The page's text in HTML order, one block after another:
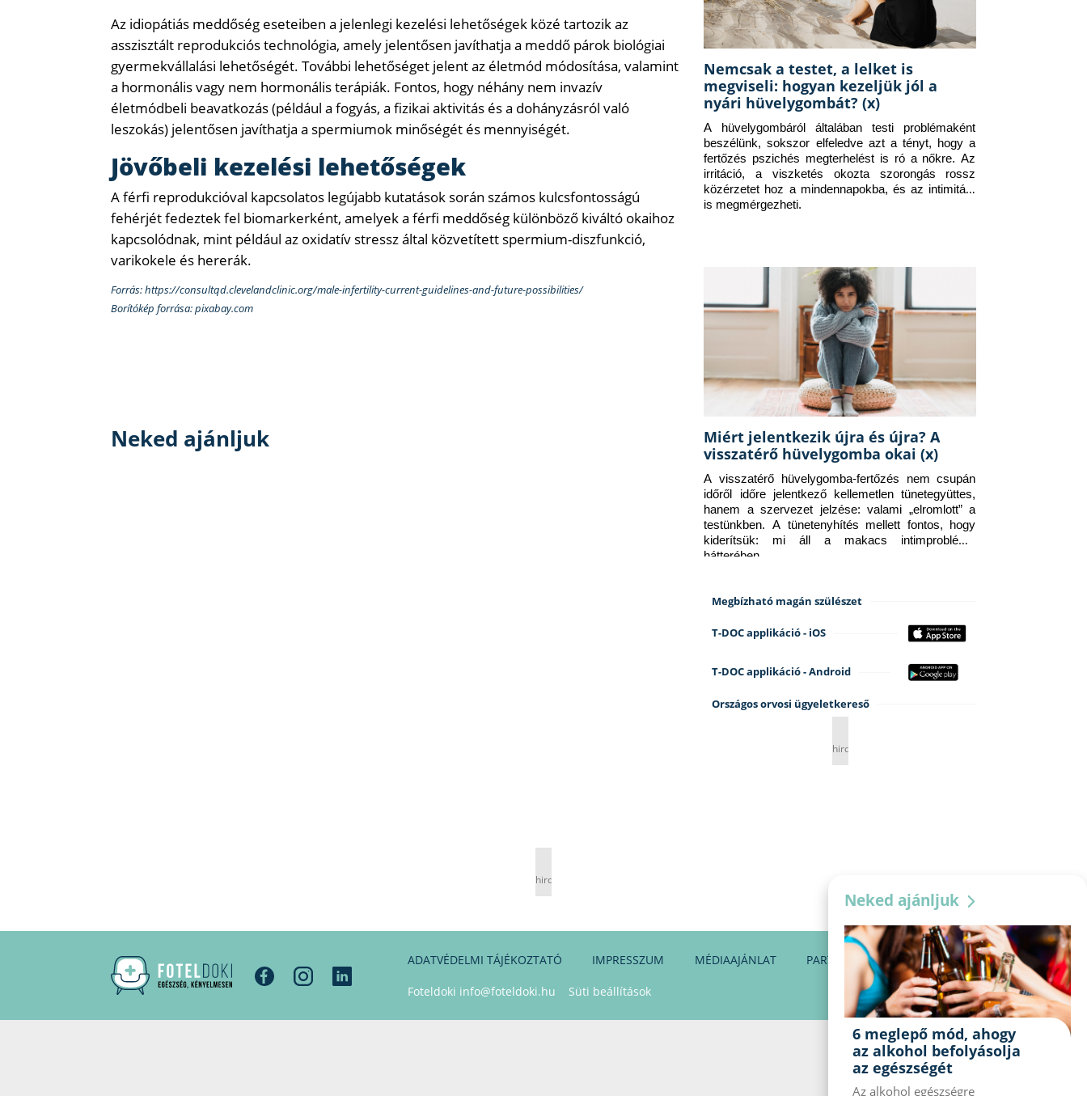
Az idiopátiás meddőség eseteiben a jelenlegi kezelési lehetőségek közé tartozik az
asszisztált reprodukciós technológia, amely jelentősen javíthatja a meddő párok biológiai
gyermekvállalási lehetőségét. További lehetőséget jelent az életmód módosítása, valamint
a hormonális vagy nem hormonális terápiák. Fontos, hogy néhány nem invazív
életmódbeli beavatkozás (például a fogyás, a fizikai aktivitás és a dohányzásról való
leszokás) jelentősen javíthatja a spermiumok minőségét és mennyiségét.
Jövőbeli kezelési lehetőségek
A férfi reprodukcióval kapcsolatos legújabb kutatások során számos kulcsfontosságú
fehérjét fedeztek fel biomarkerként, amelyek a férfi meddőség különböző kiváltó okaihoz
kapcsolódnak, mint például az oxidatív stressz által közvetített spermium-diszfunkció,
varikokele és hererák.
Forrás: https://consultqd.clevelandclinic.org/male-infertility-current-guidelines-and-future-possibilities/
Borítókép forrása: pixabay.com
Neked ajánljuk
Nemcsak a testet, a lelket is
megviseli: hogyan kezeljük jól a
nyári hüvelygombát? (x)
A hüvelygombáról általában testi problémaként
beszélünk, sokszor elfeledve azt a tényt, hogy a
fertőzés pszichés megterhelést is ró a nőkre. Az
irritáció, a viszketés okozta szorongás rossz
közérzetet hoz a mindennapokba, és az intimitást
is megmérgezheti.
Miért jelentkezik újra és újra? A
visszatérő hüvelygomba okai (x)
A visszatérő hüvelygomba-fertőzés nem csupán
időről időre jelentkező kellemetlen tünetegyüttes,
hanem a szervezet jelzése: valami „elromlott” a
testünkben. A tünetenyhítés mellett fontos, hogy
kiderítsük: mi áll a makacs intimprobléma
hátterében.
Megbízható magán szülészet
T-DOC applikáció - iOS
T-DOC applikáció - Android
Országos orvosi ügyeletkereső
hirdetés
hirdetés
ADATVÉDELMI TÁJÉKOZTATÓ IMPRESSZUM MÉDIAAJÁNLAT PARTNEREINK KAPCSOLAT
Foteldoki info@foteldoki.hu Süti beállítások
Neked ajánljuk
6 meglepő mód, ahogy
az alkohol befolyásolja
az egészségét
Az alkohol egészségre